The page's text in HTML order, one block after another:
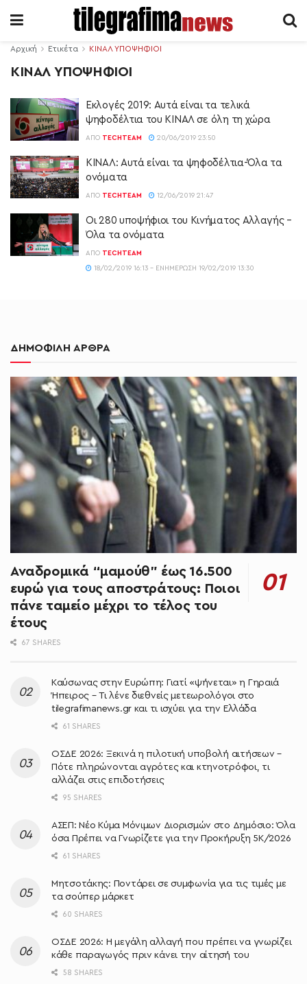
Αρχική Ετικέτα ΚΙΝΑΛ ΥΠΟΨΗΦΙΟΙ
ΚΙΝΑΛ ΥΠΟΨΗΦΙΟΙ
Εκλογές 2019: Αυτά είναι τα τελικά
ψηφοδέλτια του ΚΙΝΑΛ σε όλη τη χώρα
ΑΠΌ TECHTEAM 20/06/2019 23:50
ΚΙΝΑΛ: Αυτά είναι τα ψηφοδέλτια-Όλα τα
ονόματα
ΑΠΌ TECHTEAM 12/06/2019 21:47
Οι 280 υποψήφιοι του Κινήματος Αλλαγής –
Όλα τα ονόματα
ΑΠΌ TECHTEAM
18/02/2019 16:13 - ΕΝΗΜΈΡΩΣΗ 19/02/2019 13:30
ΔΗΜΟΦΙΛΗ ΑΡΘΡΑ
Αναδρομικά “μαμούθ” έως 16.500
ευρώ για τους αποστράτους: Ποιοι
πάνε ταμείο μέχρι το τέλος του
έτους
67 SHARES
Καύσωνας στην Ευρώπη: Γιατί «ψήνεται» η Γηραιά
Ήπειρος – Τι λένε διεθνείς μετεωρολόγοι στο
tilegrafimanews.gr και τι ισχύει για την Ελλάδα
61 SHARES
ΟΣΔΕ 2026: Ξεκινά η πιλοτική υποβολή αιτήσεων –
Πότε πληρώνονται αγρότες και κτηνοτρόφοι, τι
αλλάζει στις επιδοτήσεις
95 SHARES
ΑΣΕΠ: Νέο Κύμα Μόνιμων Διορισμών στο Δημόσιο: Όλα
όσα Πρέπει να Γνωρίζετε για την Προκήρυξη 5Κ/2026
61 SHARES
Μητσοτάκης: Ποντάρει σε συμφωνία για τις τιμές με
τα σούπερ μάρκετ
60 SHARES
ΟΣΔΕ 2026: Η μεγάλη αλλαγή που πρέπει να γνωρίζει
κάθε παραγωγός πριν κάνει την αίτησή του
58 SHARES